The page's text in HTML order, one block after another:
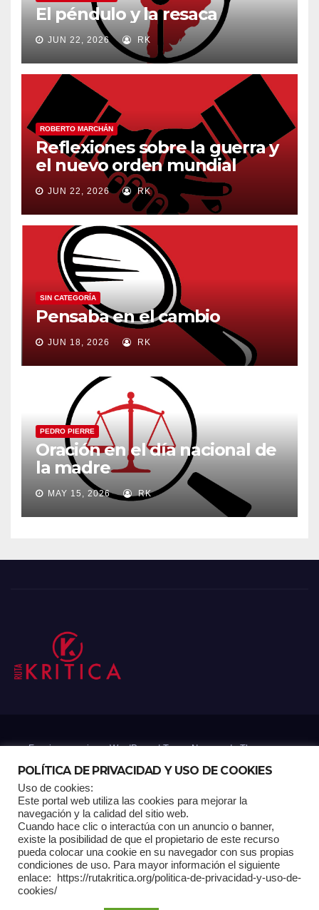
El péndulo y la resaca
JUN 22, 2026 RK
ROBERTO MARCHÁN
Reflexiones sobre la guerra y
el nuevo orden mundial
JUN 22, 2026 RK
SIN CATEGORÍA
Pensaba en el cambio
JUN 18, 2026 RK
PEDRO PIERRE
Oración en el día nacional de
la madre
MAY 15, 2026 RK
Funciona gracias a WordPress|Tema: Newsup deThemeansar
Home Análisis Carrito RK Contactos Documental Gracias !
Multimedia Página de ejemplo Pagina Principal Pago
POLÍTICA DE PRIVACIDAD Y USO DE COOKIES
Uso de cookies:
Este portal web utiliza las cookies para mejorar la
navegación y la calidad del sitio web.
Cuando hace clic o interactúa con un anuncio o banner,
existe la posibilidad de que el propietario de este recurso
pueda colocar una cookie en su navegador con sus propias
condiciones de uso. Para mayor información el siguiente
enlace: https://rutakritica.org/politica-de-privacidad-y-uso-de-
cookies/